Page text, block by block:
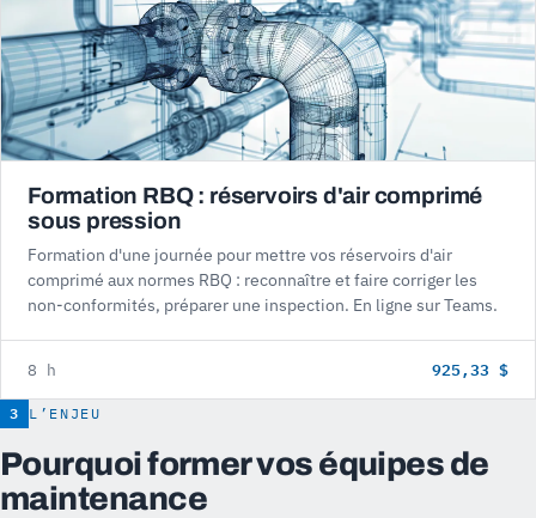
Formation RBQ : réservoirs d'air comprimé
sous pression
Formation d'une journée pour mettre vos réservoirs d'air
comprimé aux normes RBQ : reconnaître et faire corriger les
non-conformités, préparer une inspection. En ligne sur Teams.
8 h 925,33 $
3 L’ENJEU
Pourquoi former vos équipes de
maintenance